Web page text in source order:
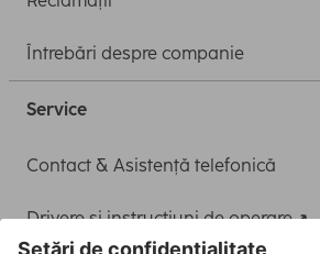
Întrebări despre companie
Service
Contact & Asistență telefonică
Drivere și instrucțiuni de operare